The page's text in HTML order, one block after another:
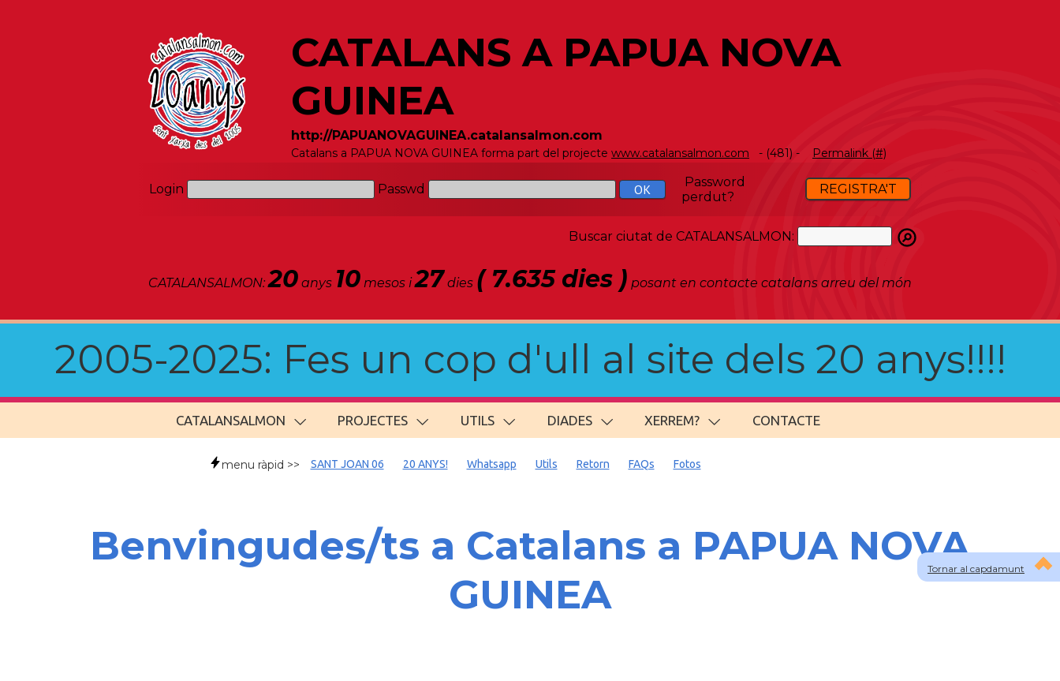
CATALANS A PAPUA NOVA
GUINEA
http://PAPUANOVAGUINEA.catalansalmon.com
Catalans a PAPUA NOVA GUINEA forma part del projecte www.catalansalmon.com - (481) - Permalink (#)
Login Passwd
Password
perdut?
REGISTRA'T
Buscar ciutat de CATALANSALMON:
CATALANSALMON:20 anys 10 mesos i27 dies ( 7.635 dies ) posant en contacte catalans arreu del món
2005-2025: Fes un cop d'ull al site dels 20 anys!!!!
CATALANSALMON PROJECTES UTILS DIADES XERREM? CONTACTE
Tornar al capdamunt
menu ràpid >> SANT JOAN 06 20 ANYS! Whatsapp Utils Retorn FAQs Fotos
Benvingudes/ts a Catalans a PAPUA NOVA
GUINEA